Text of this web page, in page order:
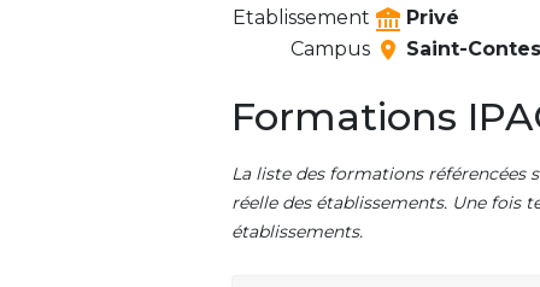
Etablissement
Privé
Campus
Saint-
Formations
La liste des formations
réelle des établissements. Une fois
établissements.